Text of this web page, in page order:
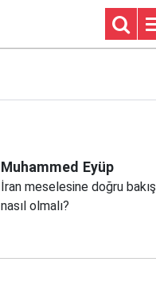
Muhammed Eyüp
İran meselesine doğru bakış
nasıl olmalı?